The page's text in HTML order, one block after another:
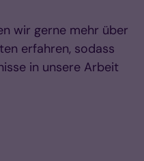
wir gerne mehr über
erfahren, sodass
in unsere Arbeit